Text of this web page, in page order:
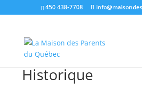
450 438-7708
Historique